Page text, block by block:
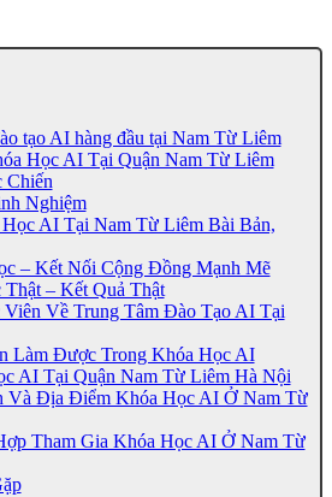
tạo AI hàng đầu tại Nam Từ Liêm
Học AI Tại Quận Nam Từ Liêm
Chiến
Nghiệm
AI Tại Nam Từ Liêm Bài Bản,
– Kết Nối Cộng Đồng Mạnh Mẽ
– Kết Quả Thật
Viên Về Trung Tâm Đào Tạo AI Tại
Làm Được Trong Khóa Học AI
AI Tại Quận Nam Từ Liêm Hà Nội
Và Địa Điểm Khóa Học AI Ở Nam Từ
Tham Gia Khóa Học AI Ở Nam Từ